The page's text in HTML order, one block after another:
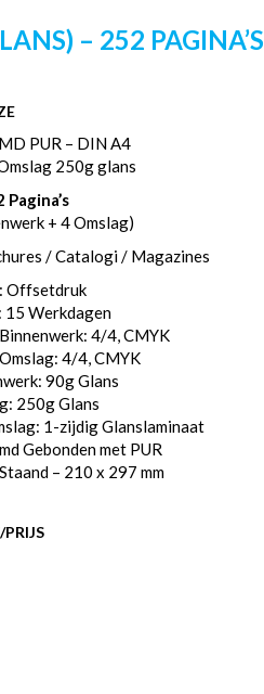
– 252 PAGINA’S
PUR – DIN A4
250g glans
Pagina’s
+ 4 Omslag)
/ Catalogi / Magazines
Offsetdruk
Werkdagen
4/4, CMYK
4/4, CMYK
90g Glans
250g Glans
1-zijdig Glanslaminaat
Gebonden met PUR
– 210 x 297 mm